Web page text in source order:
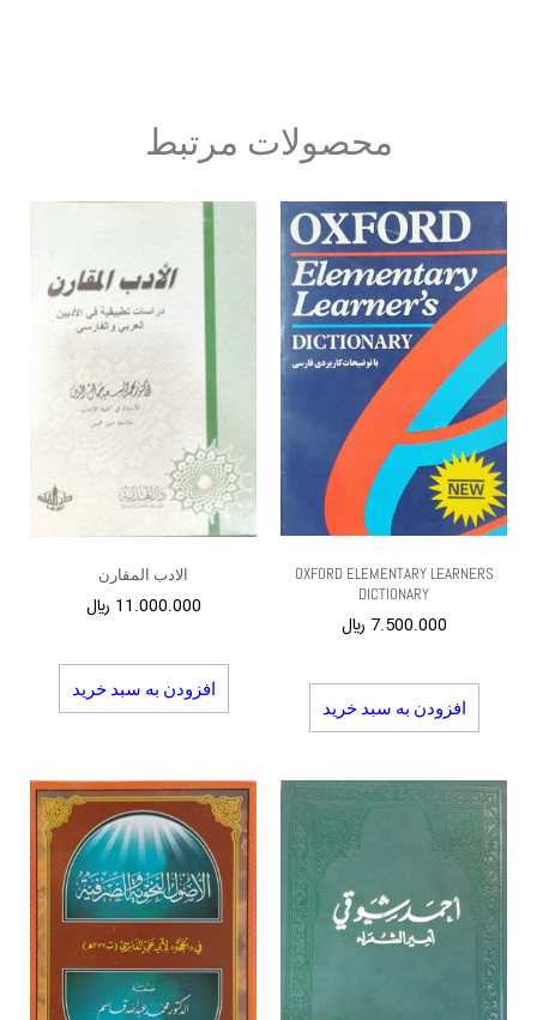
محصولات مرتبط
OXFORD ELEMENTARY LEARNERS
DICTIONARY
7.500.000 ﷼
افزودن به سبد خرید
الادب المقارن
11.000.000 ﷼
افزودن به سبد خرید